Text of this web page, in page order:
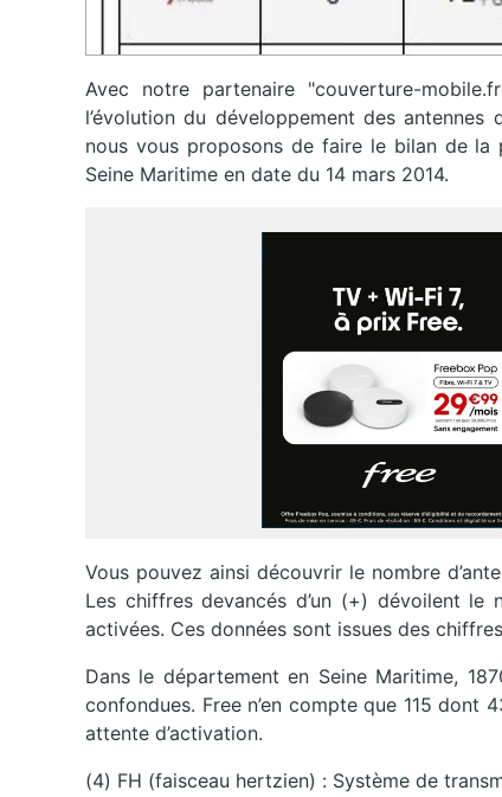
Avec notre partenaire "couverture-
l’évolution du développement des
nous vous proposons de faire le bilan de la
Seine Maritime en date du 14 mars 2014.
Vous pouvez ainsi découvrir le nombre
Les chiffres devancés d’un (+) dévoilent le
activées. Ces données sont issues des
Dans le département en Seine Maritime,
confondues. Free n’en compte que 115 dont
attente d’activation.
(4) FH (faisceau hertzien) : Système de